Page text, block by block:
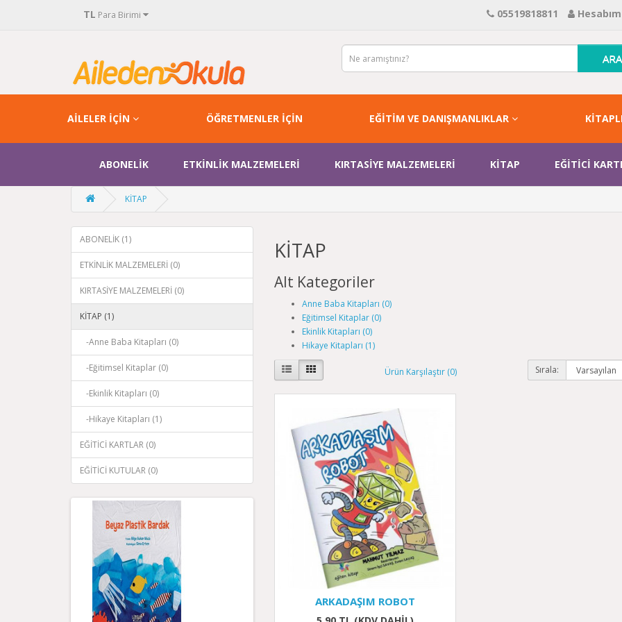
TL Para Birimi 05519818811 Hesabım
ARA
AİLELER İÇİN ÖĞRETMENLER İÇİN EĞİTİM VE DANIŞMANLIKLAR
ABONELİK ETKİNLİK MALZEMELERİ KIRTASİYE MALZEMELERİ KİTAP EĞİTİCİ
KİTAP
ABONELİK (1)
ETKİNLİK MALZEMELERİ (0)
KIRTASİYE MALZEMELERİ (0)
KİTAP (1)
-Anne Baba Kitapları (0)
-Eğitimsel Kitaplar (0)
-Ekinlik Kitapları (0)
-Hikaye Kitapları (1)
EĞİTİCİ KARTLAR (0)
EĞİTİCİ KUTULAR (0)
KİTAP
Alt Kategoriler
Anne Baba Kitapları (0)
Eğitimsel Kitaplar (0)
Ekinlik Kitapları (0)
Hikaye Kitapları (1)
Ürün Karşılaştır (0) Sırala:
ARKADAŞIM ROBOT